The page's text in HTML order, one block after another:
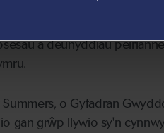
sefydliad addysg
a deunyddiau
o Gyfadran
gan grŵp llywio sy'n